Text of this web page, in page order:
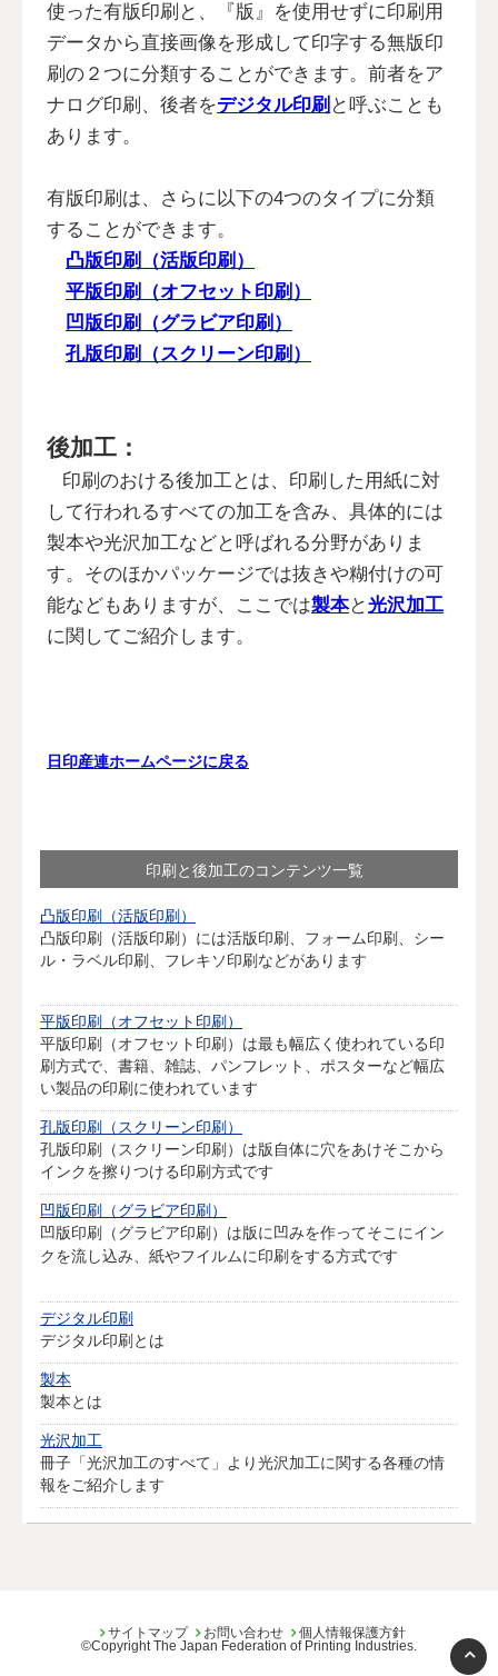
使った有版印刷と、『版』を使用せずに印刷用
データから直接画像を形成して印字する無版印
刷の２つに分類することができます。前者をア
ナログ印刷、後者をデジタル印刷 と呼ぶことも
あります。
有版印刷は、さらに以下の4つのタイプに分類
することができます。
凸版印刷（活版印刷）
平版印刷（オフセット印刷）
凹版印刷（グラビア印刷）
孔版印刷（スクリーン印刷）
後加工：
印刷のおける後加工とは、印刷した用紙に対
して行われるすべての加工を含み、具体的には
製本や光沢加工などと呼ばれる分野がありま
す。そのほかパッケージでは抜きや糊付けの可
能などもありますが、ここでは製本と光沢加工
に関してご紹介します。
日印産連ホームページに戻る
印刷と後加工のコンテンツ一覧
凸版印刷（活版印刷）
凸版印刷（活版印刷）には活版印刷、フォーム印刷、シー
ル・ラベル印刷、フレキソ印刷などがあります
平版印刷（オフセット印刷）
平版印刷（オフセット印刷）は最も幅広く使われている印
刷方式で、書籍、雑誌、パンフレット、ポスターなど幅広
い製品の印刷に使われています
孔版印刷（スクリーン印刷）
孔版印刷（スクリーン印刷）は版自体に穴をあけそこから
インクを擦りつける印刷方式です
凹版印刷（グラビア印刷）
凹版印刷（グラビア印刷）は版に凹みを作ってそこにイン
クを流し込み、紙やフイルムに印刷をする方式です
デジタル印刷
デジタル印刷とは
製本
製本とは
光沢加工
冊子「光沢加工のすべて」より光沢加工に関する各種の情
報をご紹介します
©Copyright The Japan Federation of Printing Industries.
サイトマップ お問い合わせ 個人情報保護方針